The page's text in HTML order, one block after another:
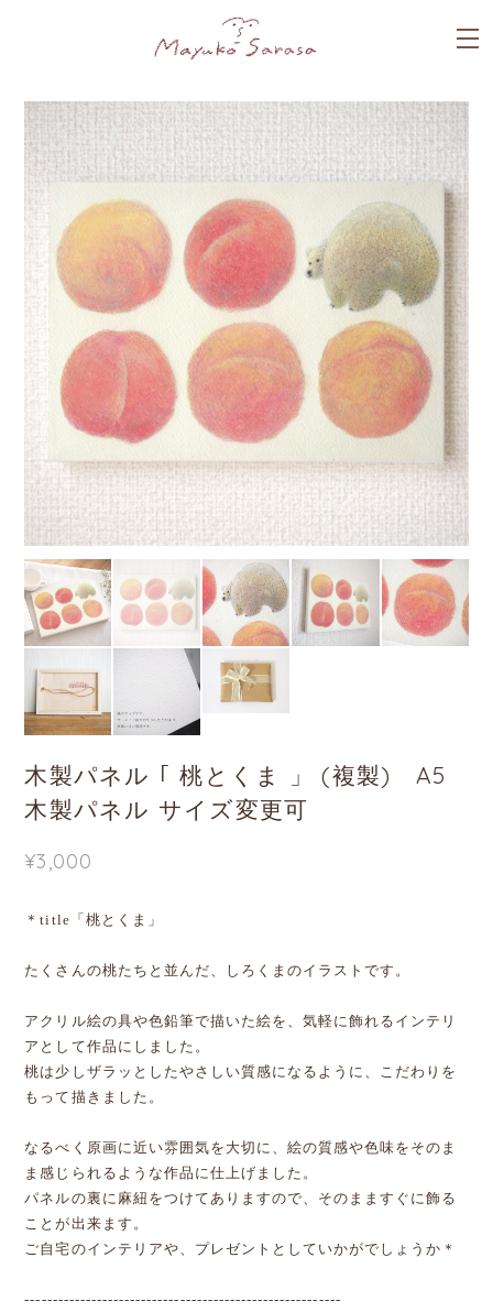
木製パネル ｢ 桃とくま 」 (複製) A5
木製パネル サイズ変更可
¥3,000
＊title「桃とくま」
たくさんの桃たちと並んだ、しろくまのイラストです。
アクリル絵の具や色鉛筆で描いた絵を、気軽に飾れるインテリ
アとして作品にしました。
桃は少しザラッとしたやさしい質感になるように、こだわりを
もって描きました。
なるべく原画に近い雰囲気を大切に、絵の質感や色味をそのま
ま感じられるような作品に仕上げました。
パネルの裏に麻紐をつけてありますので、そのまますぐに飾る
ことが出来ます。
ご自宅のインテリアや、プレゼントとしていかがでしょうか＊
---------------------------------------------------------